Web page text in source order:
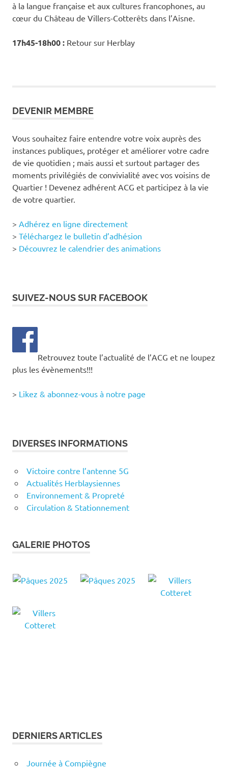
à la langue française et aux cultures francophones, au
cœur du Château de Villers-Cotterêts dans l’Aisne.
17h45-18h00 : Retour sur Herblay
DEVENIR MEMBRE
Vous souhaitez faire entendre votre voix auprès des
instances publiques, protéger et améliorer votre cadre
de vie quotidien ; mais aussi et surtout partager des
moments privilégiés de convivialité avec vos voisins de
Quartier ! Devenez adhérent ACG et participez à la vie
de votre quartier.
> Adhérez en ligne directement
> Téléchargez le bulletin d’adhésion
> Découvrez le calendrier des animations
SUIVEZ-NOUS SUR FACEBOOK
Retrouvez toute l’actualité de l’ACG et ne loupez
plus les évènements!!!
> Likez & abonnez-vous à notre page
DIVERSES INFORMATIONS
Victoire contre l’antenne 5G
Actualités Herblaysiennes
Environnement & Propreté
Circulation & Stationnement
GALERIE PHOTOS
DERNIERS ARTICLES
Journée à Compiègne